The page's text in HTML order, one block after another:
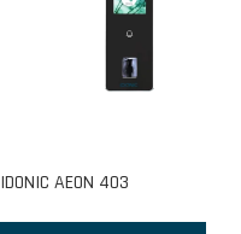
IDONIC AEON 403